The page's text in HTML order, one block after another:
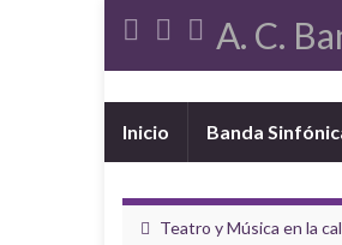
A. C.
Inicio Banda
Teatro y Música en la